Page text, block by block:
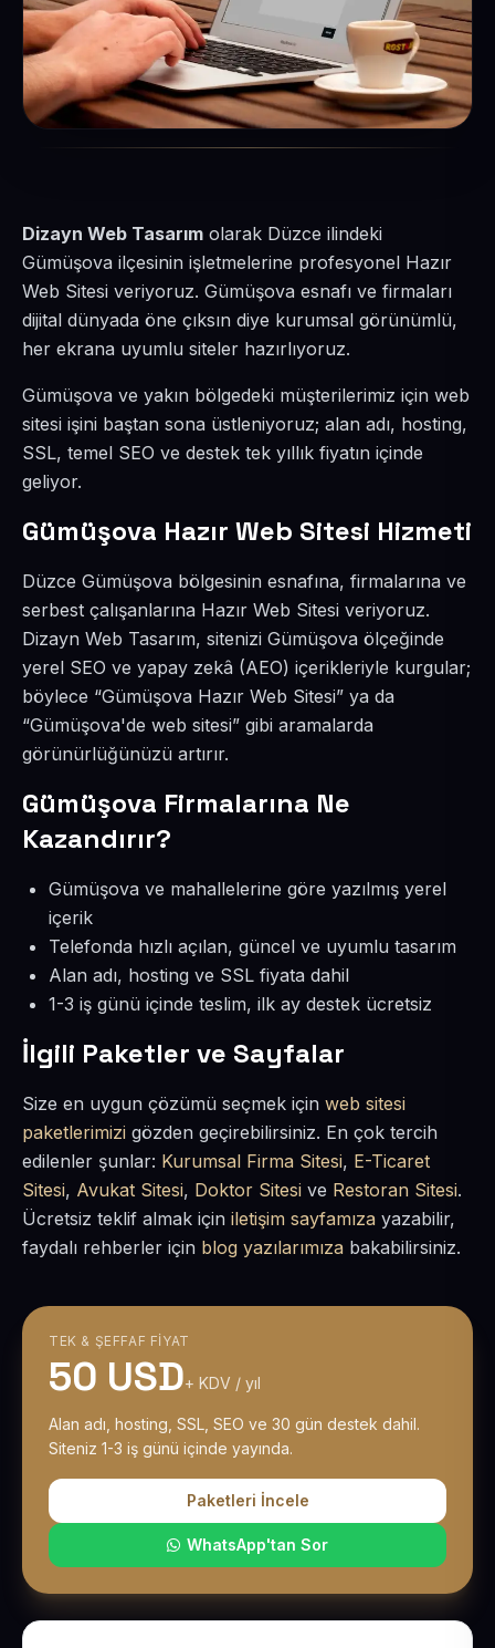
Dizayn Web Tasarım olarak Düzce ilindeki
Gümüşova ilçesinin işletmelerine profesyonel Hazır
Web Sitesi veriyoruz. Gümüşova esnafı ve firmaları
dijital dünyada öne çıksın diye kurumsal görünümlü,
her ekrana uyumlu siteler hazırlıyoruz.
Gümüşova ve yakın bölgedeki müşterilerimiz için web
sitesi işini baştan sona üstleniyoruz; alan adı, hosting,
SSL, temel SEO ve destek tek yıllık fiyatın içinde
geliyor.
Gümüşova Hazır Web Sitesi Hizmeti
Düzce Gümüşova bölgesinin esnafına, firmalarına ve
serbest çalışanlarına Hazır Web Sitesi veriyoruz.
Dizayn Web Tasarım, sitenizi Gümüşova ölçeğinde
yerel SEO ve yapay zekâ (AEO) içerikleriyle kurgular;
böylece “Gümüşova Hazır Web Sitesi” ya da
“Gümüşova'de web sitesi” gibi aramalarda
görünürlüğünüzü artırır.
Gümüşova Firmalarına Ne
Kazandırır?
Gümüşova ve mahallelerine göre yazılmış yerel
içerik
Telefonda hızlı açılan, güncel ve uyumlu tasarım
Alan adı, hosting ve SSL fiyata dahil
1-3 iş günü içinde teslim, ilk ay destek ücretsiz
İlgili Paketler ve Sayfalar
Size en uygun çözümü seçmek için web sitesi
paketlerimizi gözden geçirebilirsiniz. En çok tercih
edilenler şunlar: Kurumsal Firma Sitesi, E-Ticaret
Sitesi, Avukat Sitesi, Doktor Sitesi ve Restoran Sitesi.
Ücretsiz teklif almak için iletişim sayfamıza yazabilir,
faydalı rehberler için blog yazılarımıza bakabilirsiniz.
TEK & ŞEFFAF FIYAT
50 USD+ KDV / yıl
Alan adı, hosting, SSL, SEO ve 30 gün destek dahil.
Siteniz 1-3 iş günü içinde yayında.
Paketleri İncele
WhatsApp'tan Sor